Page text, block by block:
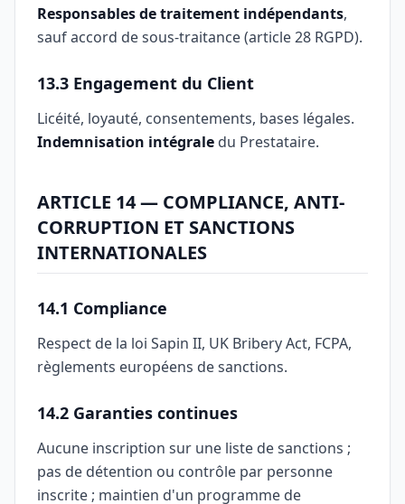
Responsables de traitement indépendants,
sauf accord de sous-traitance (article 28 RGPD).
13.3 Engagement du Client
Licéité, loyauté, consentements, bases légales.
Indemnisation intégrale du Prestataire.
ARTICLE 14 — COMPLIANCE, ANTI-
CORRUPTION ET SANCTIONS
INTERNATIONALES
14.1 Compliance
Respect de la loi Sapin II, UK Bribery Act, FCPA,
règlements européens de sanctions.
14.2 Garanties continues
Aucune inscription sur une liste de sanctions ;
pas de détention ou contrôle par personne
inscrite ; maintien d'un programme de